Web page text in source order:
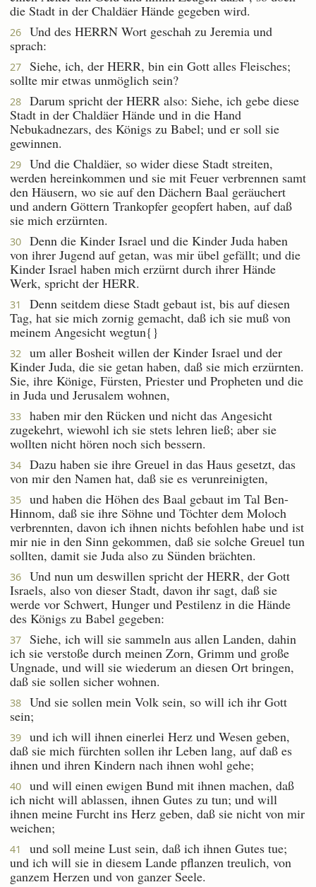
die Stadt in der Chaldäer Hände gegeben wird.
26
Und des HERRN Wort geschah zu Jeremia und
sprach:
27
Siehe, ich, der HERR, bin ein Gott alles Fleisches;
sollte mir etwas unmöglich sein?
28
Darum spricht der HERR also: Siehe, ich gebe diese
Stadt in der Chaldäer Hände und in die Hand
Nebukadnezars, des Königs zu Babel; und er soll sie
gewinnen.
29
Und die Chaldäer, so wider diese Stadt streiten,
werden hereinkommen und sie mit Feuer verbrennen samt
den Häusern, wo sie auf den Dächern Baal geräuchert
und andern Göttern Trankopfer geopfert haben, auf daß
sie mich erzürnten.
30
Denn die Kinder Israel und die Kinder Juda haben
von ihrer Jugend auf getan, was mir übel gefällt; und die
Kinder Israel haben mich erzürnt durch ihrer Hände
Werk, spricht der HERR.
31
Denn seitdem diese Stadt gebaut ist, bis auf diesen
Tag, hat sie mich zornig gemacht, daß ich sie muß von
meinem Angesicht wegtun{}
32
um aller Bosheit willen der Kinder Israel und der
Kinder Juda, die sie getan haben, daß sie mich erzürnten.
Sie, ihre Könige, Fürsten, Priester und Propheten und die
in Juda und Jerusalem wohnen,
33
haben mir den Rücken und nicht das Angesicht
zugekehrt, wiewohl ich sie stets lehren ließ; aber sie
wollten nicht hören noch sich bessern.
34
Dazu haben sie ihre Greuel in das Haus gesetzt, das
von mir den Namen hat, daß sie es verunreinigten,
35
und haben die Höhen des Baal gebaut im Tal Ben-
Hinnom, daß sie ihre Söhne und Töchter dem Moloch
verbrennten, davon ich ihnen nichts befohlen habe und ist
mir nie in den Sinn gekommen, daß sie solche Greuel tun
sollten, damit sie Juda also zu Sünden brächten.
36
Und nun um deswillen spricht der HERR, der Gott
Israels, also von dieser Stadt, davon ihr sagt, daß sie
werde vor Schwert, Hunger und Pestilenz in die Hände
des Königs zu Babel gegeben:
37
Siehe, ich will sie sammeln aus allen Landen, dahin
ich sie verstoße durch meinen Zorn, Grimm und große
Ungnade, und will sie wiederum an diesen Ort bringen,
daß sie sollen sicher wohnen.
38
Und sie sollen mein Volk sein, so will ich ihr Gott
sein;
39
und ich will ihnen einerlei Herz und Wesen geben,
daß sie mich fürchten sollen ihr Leben lang, auf daß es
ihnen und ihren Kindern nach ihnen wohl gehe;
40
und will einen ewigen Bund mit ihnen machen, daß
ich nicht will ablassen, ihnen Gutes zu tun; und will
ihnen meine Furcht ins Herz geben, daß sie nicht von mir
weichen;
41
und soll meine Lust sein, daß ich ihnen Gutes tue;
und ich will sie in diesem Lande pflanzen treulich, von
ganzem Herzen und von ganzer Seele.